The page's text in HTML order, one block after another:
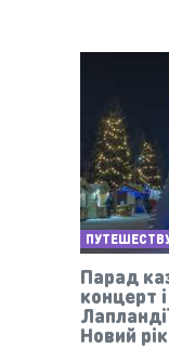
Парад
концерт
Новий